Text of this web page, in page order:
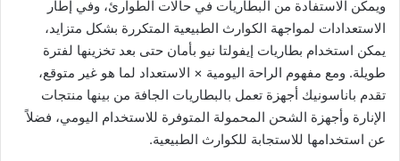
ويمكن الاستفادة من البطاريات في حالات الطوارئ، وفي إطار
الاستعدادات لمواجهة الكوارث الطبيعية المتكررة بشكل متزايد،
يمكن استخدام بطاريات إيفولتا نيو بأمان حتى بعد تخزينها لفترة
طويلة. ومع مفهوم الراحة اليومية × الاستعداد لما هو غير متوقع،
تقدم باناسونيك أجهزة تعمل بالبطاريات الجافة من بينها منتجات
الإنارة وأجهزة الشحن المحمولة المتوفرة للاستخدام اليومي، فضلاً
عن استخدامها للاستجابة للكوارث الطبيعية.